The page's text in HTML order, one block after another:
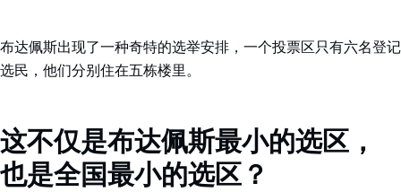
布达佩斯出现了一种奇特的选举安排，一个投票区只有六名登记
选民，他们分别住在五栋楼里。
这不仅是布达佩斯最小的选区，
也是全国最小的选区？